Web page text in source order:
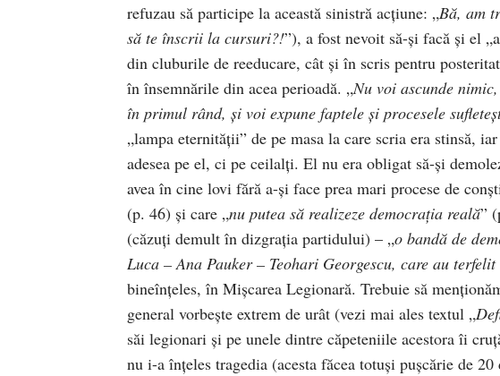
refuzau să participe la această sinistră acţiune: „Bă, am
să te înscrii la cursuri?!”), a fost nevoit să-şi facă şi el
din cluburile de reeducare, cât şi în scris pentru
în însemnările din acea perioadă. „Nu voi ascunde
în primul rând, şi voi expune faptele şi procesele
„lampa eternităţii” de pe masa la care scria era stinsă,
adesea pe el, ci pe ceilalţi. El nu era obligat să-şi
avea în cine lovi fără a-şi face prea mari procese de
(p. 46) şi care „nu putea să realizeze democraţia reală”
(căzuţi demult în dizgraţia partidului) – „o bandă de
Luca – Ana Pauker – Teohari Georgescu, care au
bineînţeles, în Mişcarea Legionară. Trebuie să
general vorbeşte extrem de urât (vezi mai ales textul „
săi legionari şi pe unele dintre căpeteniile acestora îi
nu i-a înţeles tragedia (acesta făcea totuşi puşcărie de